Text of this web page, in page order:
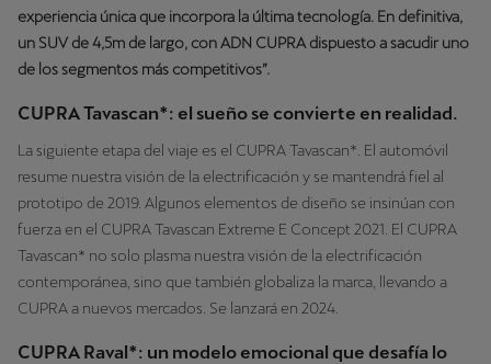
experiencia única que incorpora la última tecnología. En definitiva,
un SUV de 4,5m de largo, con ADN CUPRA dispuesto a sacudir uno
de los segmentos más competitivos”.
CUPRA Tavascan*: el sueño se convierte en realidad.
La siguiente etapa del viaje es el CUPRA Tavascan*. El automóvil
resume nuestra visión de la electrificación y se mantendrá fiel al
prototipo de 2019. Algunos elementos de diseño se insinúan con
fuerza en el CUPRA Tavascan Extreme E Concept 2021. El CUPRA
Tavascan* no solo plasma nuestra visión de la electrificación
contemporánea, sino que también globaliza la marca, llevando a
CUPRA a nuevos mercados. Se lanzará en 2024.
CUPRA Raval*: un modelo emocional que desafía lo